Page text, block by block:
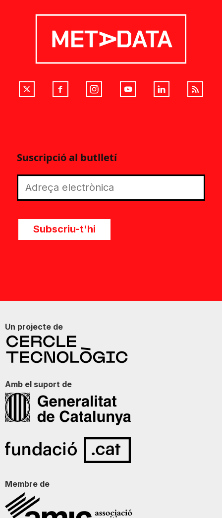
Suscripció al butlletí
Subscriu-t'hi
Un projecte de
Amb el suport de
Membre de